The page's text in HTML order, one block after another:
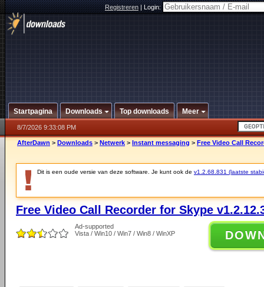
Registreren|Login:
Startpagina Downloads Top downloads Meer
8/7/2026 9:33:08 PM
AfterDawn > Downloads > Netwerk > Instant messaging > Free Video Call
Dit is een oude versie van deze software. Je kunt ook de v1.2.68.831 (laatste
Free Video Call Recorder for Skype
Ad-supported
Vista / Win10 / Win7 / Win8 / WinXP